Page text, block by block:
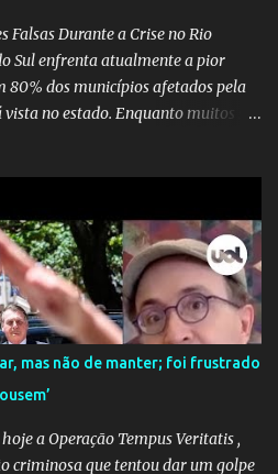
Falsas Durante a Crise no Rio
Sul enfrenta atualmente a pior
80% dos municípios afetados pela
no estado. Enquanto muitos se
O receio é que notícias falsas, como
transporte de oxigênio, causem mais
por essa grave situação.
que o governo do estado
para checar e desmentir as
ponto de o governo federal pedir
os autores dessas notícias falsas.
Direita Essa disseminação
pois faz parte de um padrão...
mas não de manter; foi frustrado
a Operação Tempus Veritatis ,
criminosa que tentou dar um golpe